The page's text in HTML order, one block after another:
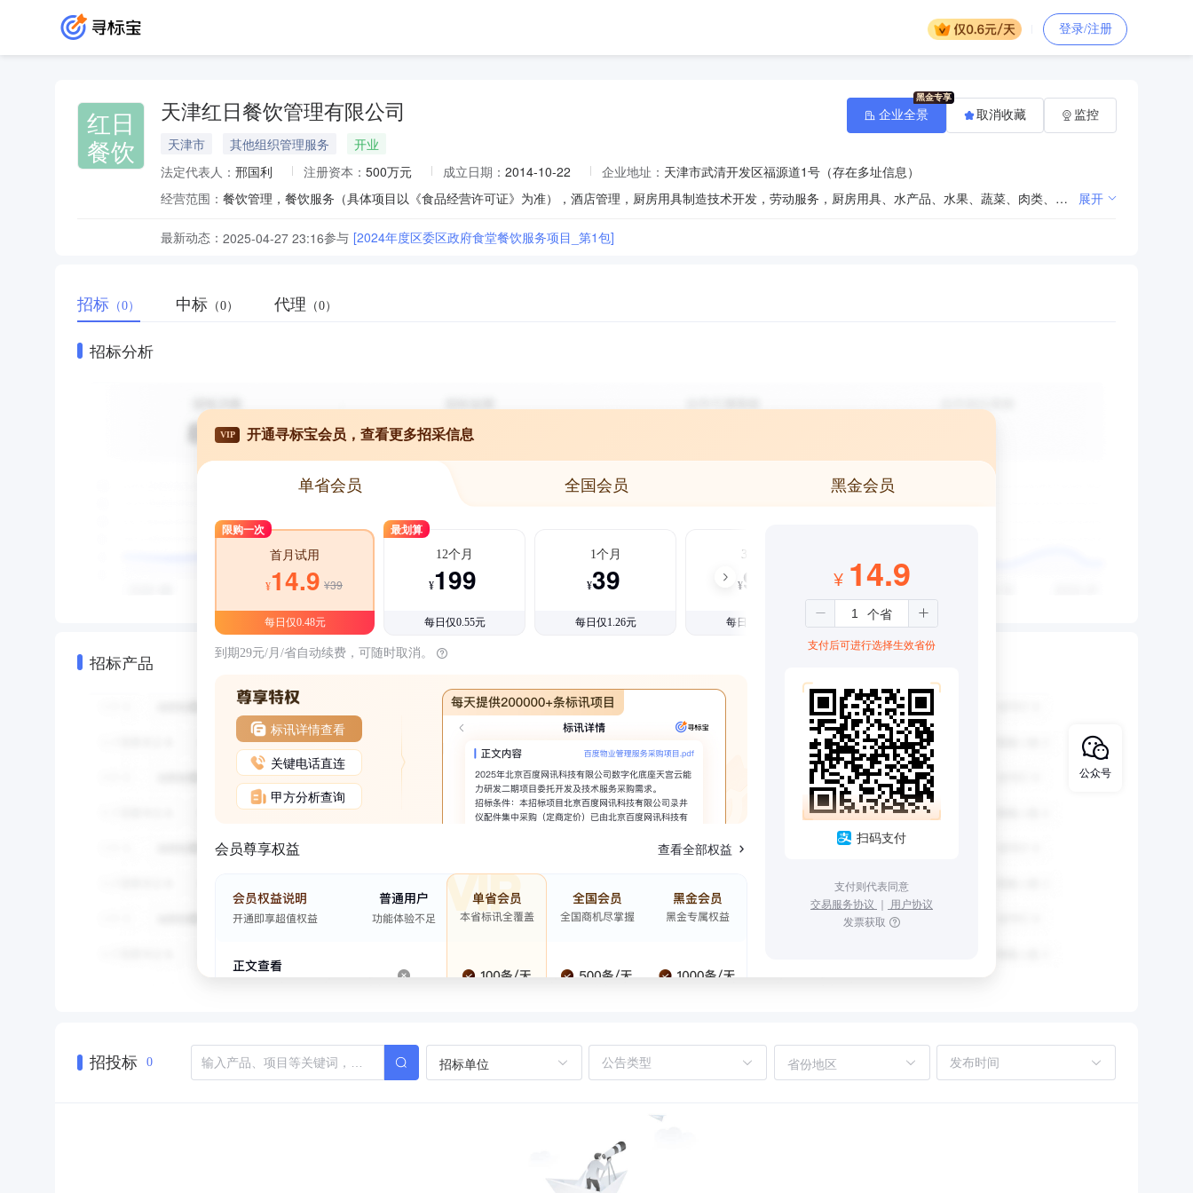
登录/注册
红日
餐饮
天津红日餐饮管理有限公司
天津市 其他组织管理服务
开业
法定代表人： 邢国利 注册资本： 500万元 成立日期： 2014-10-22 企业地址： 天津市武清开发区福源道1号（存在多址信息）
经营范围：
餐饮管理，餐饮服务（具体项目以《食品经营许可证》为准），酒店管理，厨房用具制造技术开发，劳动服务，厨房用具、水产品、水果、蔬菜、肉类、鲜蛋、米、面粉批发兼零售。（依法须经批准的项目，经相关部门批准后方可开展经营活动） 展开
最新动态： 2025-04-27 23:16参与 [2024年度区委区政府食堂餐饮服务项目_第1包]
企业全景 取消收藏 监控
招标 （0） 中标 （0） 代理 （0）
招标分析
招标产品
VIP 开通寻标宝会员，查看更多招采信息
单省会员 全国会员 黑金会员
限购一次
首月试用
¥14.9 ¥39
每日仅0.48元
最划算
12个月
¥199
每日仅0.55元
1个月
¥39
每日仅1.26元
3个月
¥99
每日仅1.08元
到期29元/月/省自动续费，可随时取消。
标讯详情查看
关键电话直连
甲方分析查询
会员尊享权益 查看全部权益
¥ 14.9
支付后可进行选择生效省份
扫码支付
支付则代表同意
交易服务协议 ｜ 用户协议
发票获取
招投标 0 招标单位 省份地区
公众号